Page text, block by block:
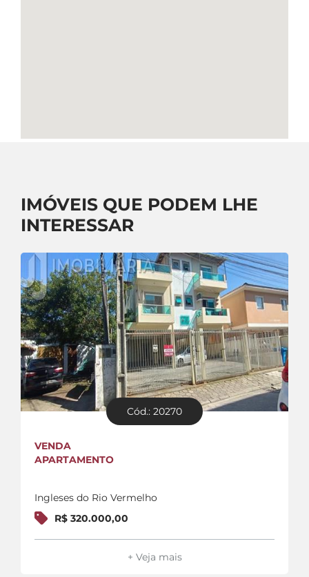
IMÓVEIS QUE PODEM LHE
INTERESSAR
Cód.: 20270
VENDA
APARTAMENTO
Ingleses do Rio Vermelho
R$ 320.000,00
+ Veja mais